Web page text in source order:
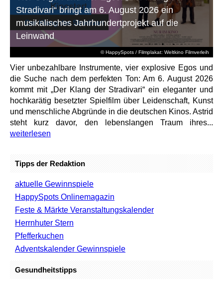
© HappySpots / Filmplakat: Weltkino Filmverleih
Stradivari“ bringt am 6. August 2026 ein
musikalisches Jahrhundertprojekt auf die
Leinwand
Vier unbezahlbare Instrumente, vier explosive Egos und
die Suche nach dem perfekten Ton: Am 6. August 2026
kommt mit „Der Klang der Stradivari“ ein eleganter und
hochkarätig besetzter Spielfilm über Leidenschaft, Kunst
und menschliche Abgründe in die deutschen Kinos. Astrid
steht kurz davor, den lebenslangen Traum ihres...
weiterlesen
Tipps der Redaktion
aktuelle Gewinnspiele
HappySpots Onlinemagazin
Feste & Märkte Veranstaltungskalender
Herrnhuter Stern
Pfefferkuchen
Adventskalender Gewinnspiele
Gesundheitstipps